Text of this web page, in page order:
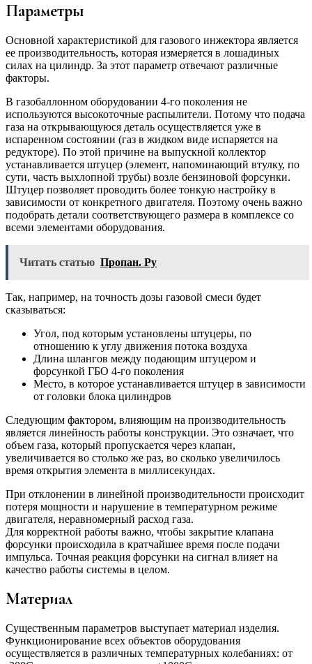
Параметры
Основной характеристикой для газового инжектора является
ее производительность, которая измеряется в лошадиных
силах на цилиндр. За этот параметр отвечают различные
факторы.
В газобаллонном оборудовании 4-го поколения не
используются высокоточные распылители. Потому что подача
газа на открывающуюся деталь осуществляется уже в
испаренном состоянии (газ в жидком виде испаряется на
редукторе). По этой причине на выпускной коллектор
устанавливается штуцер (элемент, напоминающий втулку, по
сути, часть выхлопной трубы) возле бензиновой форсунки.
Штуцер позволяет проводить более тонкую настройку в
зависимости от конкретного двигателя. Поэтому очень важно
подобрать детали соответствующего размера в комплексе со
всеми элементами оборудования.
Читать статью Пропан. Ру
Так, например, на точность дозы газовой смеси будет
сказываться:
Угол, под которым установлены штуцеры, по
отношению к углу движения потока воздуха
Длина шлангов между подающим штуцером и
форсункой ГБО 4-го поколения
Место, в которое устанавливается штуцер в зависимости
от головки блока цилиндров
Следующим фактором, влияющим на производительность
является линейность работы конструкции. Это означает, что
объем газа, который пропускается через клапан,
увеличивается во столько же раз, во сколько увеличилось
время открытия элемента в миллисекундах.
При отклонении в линейной производительности происходит
потеря мощности и нарушение в температурном режиме
двигателя, неравномерный расход газа.
Для корректной работы важно, чтобы закрытие клапана
форсунки происходила в кратчайшее время после подачи
импульса. Точная реакция форсунки на сигнал влияет на
качество работы системы в целом.
Материал
Существенным параметров выступает материал изделия.
Функционирование всех объектов оборудования
осуществляется в различных температурных колебаниях: от